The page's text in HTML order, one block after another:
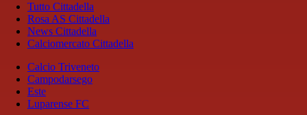
Tutto Cittadella
Rosa AS Cittadella
News Cittadella
Calciomercato Cittadella
Calcio Triveneto
Campodarsego
Este
Luparense FC